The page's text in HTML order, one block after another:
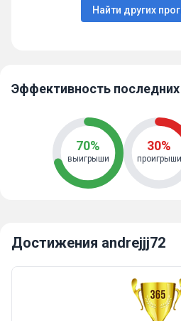
Найти других
Эффективность последних
70%
выигрыши
30%
проигрыши
Достижения andrejjj72